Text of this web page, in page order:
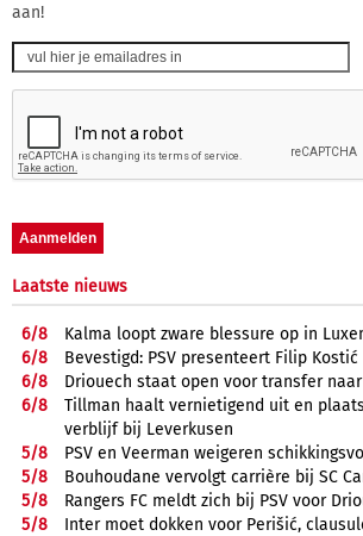
aan!
Laatste nieuws
6/8
Kalma loopt zware blessure op in
6/8
Bevestigd: PSV presenteert Filip Kostić
6/8
Driouech staat open voor transfer naar
6/8
Tillman haalt vernietigend uit en
verblijf bij Leverkusen
5/8
PSV en Veerman weigeren
5/8
Bouhoudane vervolgt carrière bij SC
5/8
Rangers FC meldt zich bij PSV voor
5/8
Inter moet dokken voor Perišić,